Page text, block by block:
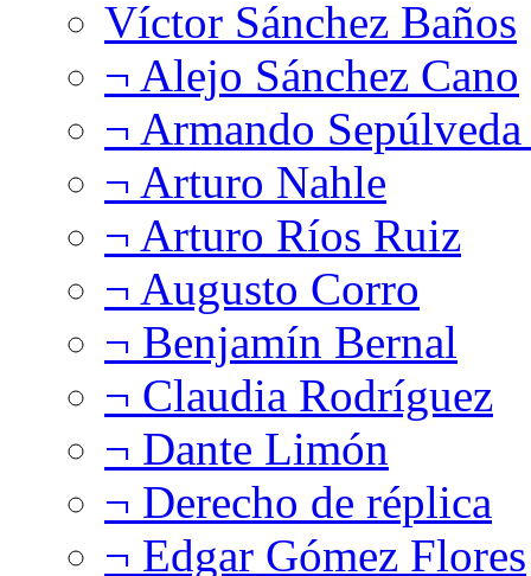
Víctor Sánchez Baños
¬ Alejo Sánchez Cano
¬ Armando
¬ Arturo Nahle
¬ Arturo Ríos Ruiz
¬ Augusto Corro
¬ Benjamín Bernal
¬ Claudia Rodríguez
¬ Dante Limón
¬ Derecho de réplica
¬ Edgar Gómez Flores